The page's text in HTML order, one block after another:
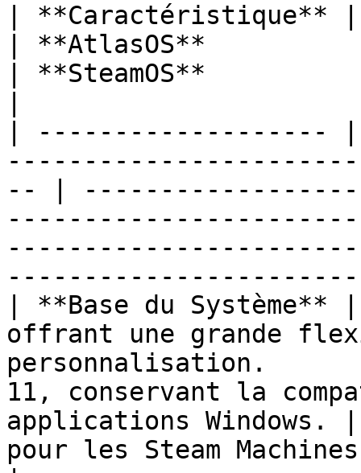
| **Caractéristique** |
| **AtlasOS**
| **SteamOS**
| -------------------
-- |
| **Base du
offrant une grande
personnalisation.       |
11, conservant la
applications Windows.
pour les Steam